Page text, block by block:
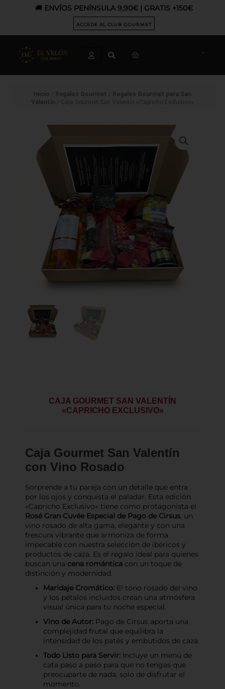
🚚 ENVÍOS PENÍNSULA 9,90€ | GRATIS +150€
ACCEDE AL CLUB GOURMET
CART
Inicio Regalos Gourmet
Regalos Gourmet para San
Valentín / Caja Gourmet San Valentín «Capricho Exclusivo»
CAJA GOURMET SAN VALENTÍN
«CAPRICHO EXCLUSIVO»
Caja Gourmet San Valentín
con Vino Rosado
Sorprende a tu pareja con un detalle que entra
por los ojos y conquista el paladar. Esta edición
«Capricho Exclusivo» tiene como protagonista el
Rosé Gran Cuvée Especial de Pago de Cirsus, un
vino rosado de alta gama, elegante y con una
frescura vibrante que armoniza de forma
impecable con nuestra selección de ibéricos y
productos de caza. Es el regalo ideal para quienes
buscan una cena romántica con un toque de
distinción y modernidad.
Maridaje Cromático: El tono rosado del vino
y los pétalos incluidos crean una atmósfera
visual única para tu noche especial.
Vino de Autor: Pago de Cirsus aporta una
complejidad frutal que equilibra la
intensidad de los patés y embutidos de caza.
Todo Listo para Servir: Incluye un menú de
cata paso a paso para que no tengas que
preocuparte de nada, solo de disfrutar el
momento.